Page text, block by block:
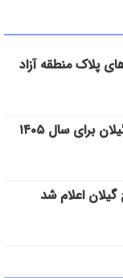
پلاک منطقه آزاد
تعرفه برداشت مکانیزه برنج در گیلان برای سال ۱۴۰۵
اعلام شد